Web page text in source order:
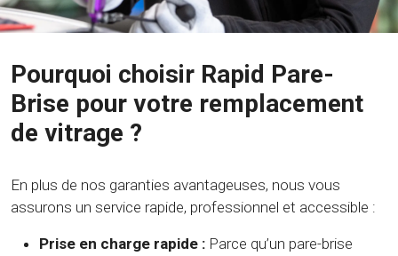
Pourquoi choisir Rapid Pare-
Brise pour votre remplacement
de vitrage ?
En plus de nos garanties avantageuses, nous vous
assurons un service rapide, professionnel et accessible :
Prise en charge rapide : Parce qu’un pare-brise